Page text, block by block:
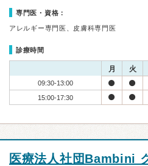
専門医・資格：
アレルギー専門医、皮膚科専門医
診療時間
月 火
09:30-13:00
15:00-17:30
医療法人社団Bambini